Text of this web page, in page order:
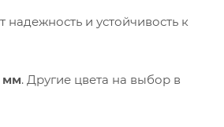
надежность и устойчивость к
мм. Другие цвета на выбор в